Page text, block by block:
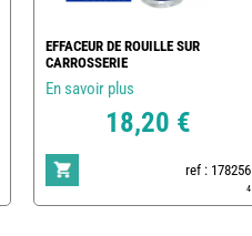
EFFACEUR DE ROUILLE SUR
CARROSSERIE
En savoir plus
18,20 €
ref : 178256
4